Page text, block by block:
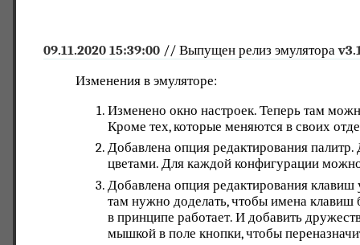
09.11.2020 15:39:00 // Выпущен релиз эмулятора
Изменения в эмуляторе:
Изменено окно настроек. Теперь там
Кроме тех, которые меняются в своих
Добавлена опция редактирования
цветами. Для каждой конфигурации
Добавлена опция редактирования
там нужно доделать, чтобы имена клавиш
в принципе работает. И добавить
мышкой в поле кнопки, чтобы